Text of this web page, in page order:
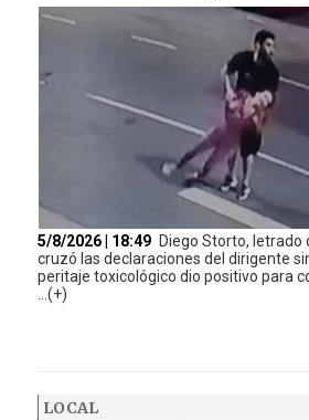
5/8/2026 | 18:49 Diego Storto, letrado
cruzó las declaraciones del dirigente
peritaje toxicológico dio positivo para
...(+)
LOCAL